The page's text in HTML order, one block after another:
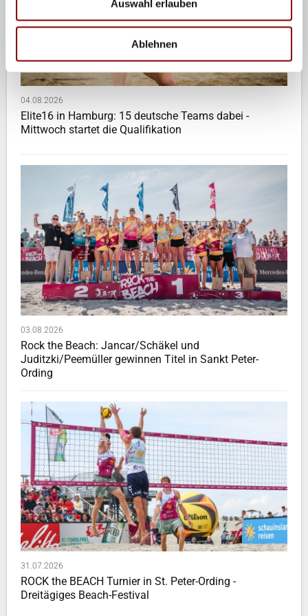
Auswahl erlauben
Ablehnen
04.08.2026
Elite16 in Hamburg: 15 deutsche Teams dabei -
Mittwoch startet die Qualifikation
03.08.2026
Rock the Beach: Jancar/Schäkel und
Juditzki/Peemüller gewinnen Titel in Sankt Peter-
Ording
31.07.2026
ROCK the BEACH Turnier in St. Peter-Ording -
Dreitägiges Beach-Festival